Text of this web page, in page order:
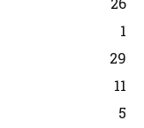
1
29
11
5